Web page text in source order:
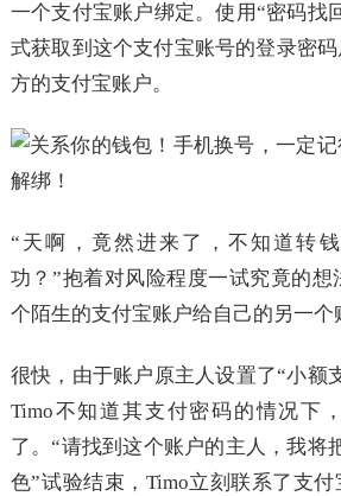
一个支付宝账户绑定。使用“密码找
式获取到这个支付宝账号的登录密
方的支付宝账户。
“天啊，竟然进来了，不知道转
功？”抱着对风险程度一试究竟的想
个陌生的支付宝账户给自己的另一个
很快，由于账户原主人设置了“小额
Timo不知道其支付密码的情况下
了。“请找到这个账户的主人，我将
色”试验结束，Timo立刻联系了支付